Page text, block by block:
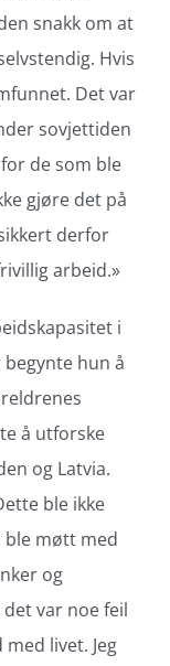
snakk om at
Hvis
Det var
sovjettiden
de som ble
gjøre det på
derfor
arbeid.»
i
hun å
å utforske
og Latvia.
ble ikke
møtt med
og
det var noe feil
livet. Jeg